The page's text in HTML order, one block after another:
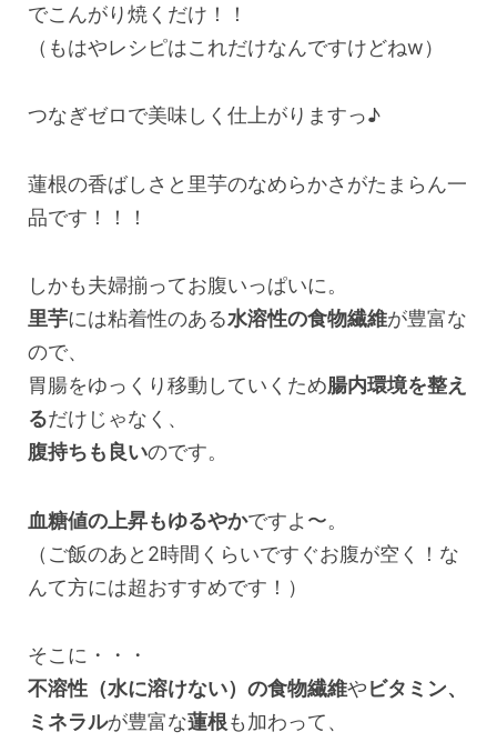
でこんがり焼くだけ！！
（もはやレシピはこれだけなんですけどねw）
つなぎゼロで美味しく仕上がりますっ♪
蓮根の香ばしさと里芋のなめらかさがたまらん一
品です！！！
しかも夫婦揃ってお腹いっぱいに。
里芋には粘着性のある水溶性の食物繊維が豊富な
ので、
胃腸をゆっくり移動していくため腸内環境を整え
るだけじゃなく、
腹持ちも良いのです。
血糖値の上昇もゆるやかですよ〜。
（ご飯のあと2時間くらいですぐお腹が空く！な
んて方には超おすすめです！）
そこに・・・
不溶性（水に溶けない）の食物繊維やビタミン、
ミネラルが豊富な蓮根も加わって、